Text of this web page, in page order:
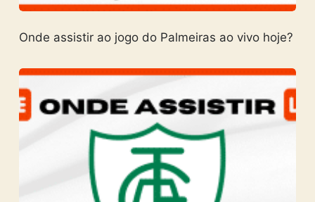
Onde assistir ao jogo do Palmeiras ao vivo hoje?